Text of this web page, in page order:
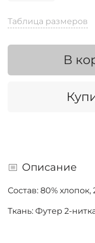
Таблица размеров
В
Описание
Состав: 80% хлопок,
Ткань: Футер 2-